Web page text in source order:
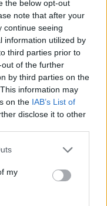
the below opt-out
note that after your
continue seeing
information utilized by
third parties prior to
of the further
by third parties on the
information may
on the IAB’s List of
disclose it to other
my
16.
Kft
Krisztián
Bélyegkereskedelmi és